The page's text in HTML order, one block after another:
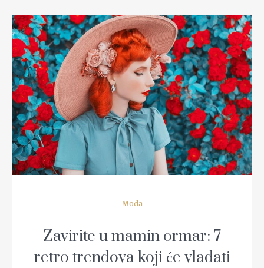
READ MORE
Moda
Zavirite u mamin ormar: 7
retro trendova koji će vladati